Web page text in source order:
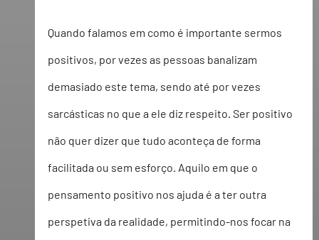
Quando falamos em como é importante sermos
positivos, por vezes as pessoas banalizam
demasiado este tema, sendo até por vezes
sarcásticas no que a ele diz respeito. Ser positivo
não quer dizer que tudo aconteça de forma
facilitada ou sem esforço. Aquilo em que o
pensamento positivo nos ajuda é a ter outra
perspetiva da realidade, permitindo-nos focar na